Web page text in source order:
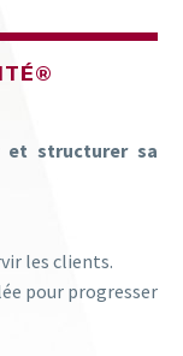
et structurer sa
les clients.
pour progresser